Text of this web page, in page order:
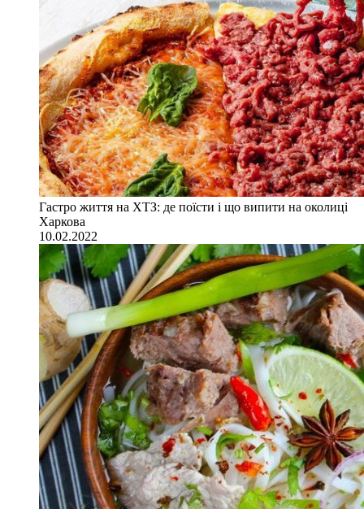
Гастро життя на ХТЗ: де поїсти і що випити на околиці
Харкова
10.02.2022